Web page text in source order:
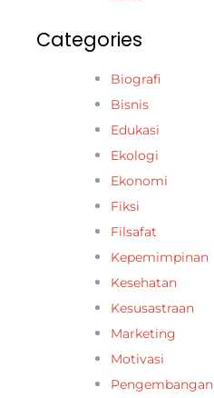
Categories
Biografi
Bisnis
Edukasi
Ekologi
Ekonomi
Fiksi
Filsafat
Kepemimpinan
Kesehatan
Kesusastraan
Marketing
Motivasi
Pengembangan